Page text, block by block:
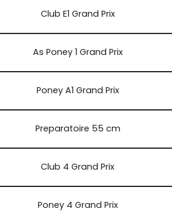
Club E1 Grand Prix
As Poney 1 Grand Prix
Poney A1 Grand Prix
Preparatoire 55 cm
Club 4 Grand Prix
Poney 4 Grand Prix